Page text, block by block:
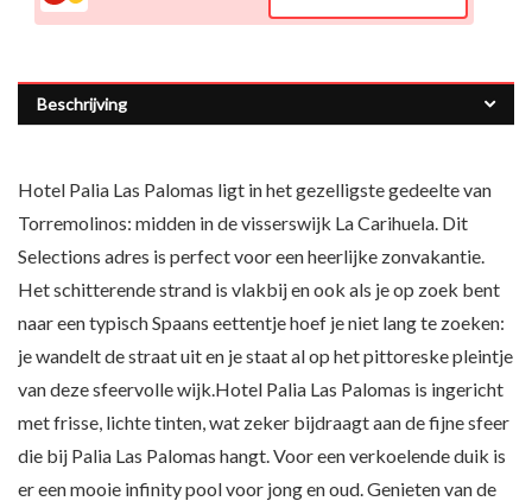
Beschrijving
Hotel Palia Las Palomas ligt in het gezelligste gedeelte van
Torremolinos: midden in de visserswijk La Carihuela. Dit
Selections adres is perfect voor een heerlijke zonvakantie.
Het schitterende strand is vlakbij en ook als je op zoek bent
naar een typisch Spaans eettentje hoef je niet lang te zoeken:
je wandelt de straat uit en je staat al op het pittoreske pleintje
van deze sfeervolle wijk.Hotel Palia Las Palomas is ingericht
met frisse, lichte tinten, wat zeker bijdraagt aan de fijne sfeer
die bij Palia Las Palomas hangt. Voor een verkoelende duik is
er een mooie infinity pool voor jong en oud. Genieten van de